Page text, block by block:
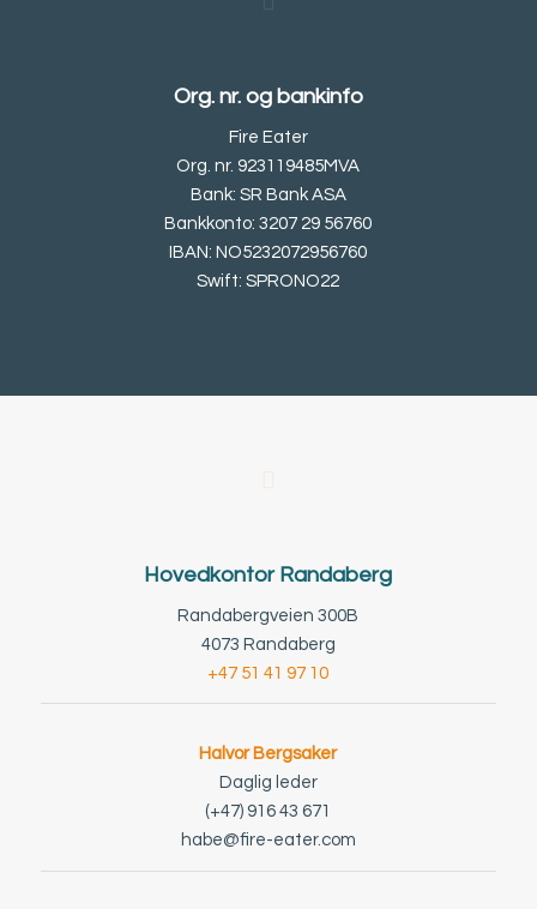
Org. nr. og bankinfo
Fire Eater
Org. nr. 923119485MVA
Bank: SR Bank ASA
Bankkonto: 3207 29 56760
IBAN: NO5232072956760
Swift: SPRONO22
Hovedkontor Randaberg
Randabergveien 300B
4073 Randaberg
+47 51 41 97 10
Halvor Bergsaker
Daglig leder
(+47) 916 43 671
habe@fire-eater.com